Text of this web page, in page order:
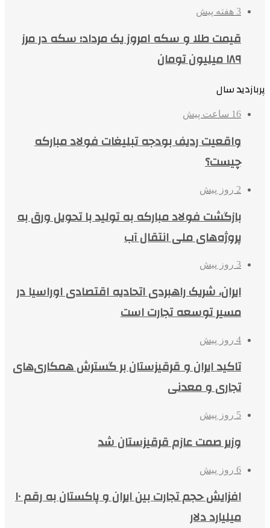
3 هفته پیش
قیمت طلا و سکه امروز یک مرداد؛ سکه در مرز
۱۸۹ میلیون تومان
پربازدید سال
16 ساعت پیش
واقعیت ردیف بودجه تبلیغات فولاد مبارکه
چیست؟
2 روز پیش
بازگشت فولاد مبارکه به تولید با تحویل ورق به
پروژه‌های ملی انتقال آب
3 روز پیش
ایران، شریک راهبردی اتحادیه اقتصادی اوراسیا در
مسیر توسعه تجارت است
4 روز پیش
تاکید ایران و قرقیزستان بر گسترش همکاری‌های
تجاری و معدنی
5 روز پیش
وزیر صمت عازم قرقیزستان شد
6 روز پیش
افزایش حجم تجارت بین ایران و پاکستان به رقم ۱۰
میلیارد دلار